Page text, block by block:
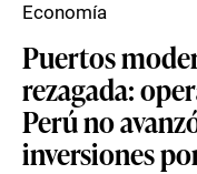
Puertos
rezagada:
Perú no
inversiones
Economía